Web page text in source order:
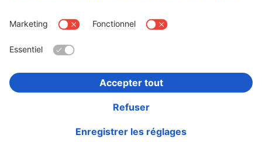
Informations institutionnelles
Confidentialité et Securité
Déclaration d'accessibilité
Rappels récents